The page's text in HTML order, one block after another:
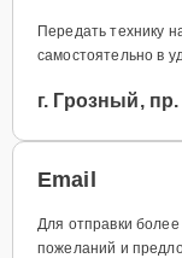
Передать технику
самостоятельно в
г. Грозный,
Email
Для отправки
пожеланий и